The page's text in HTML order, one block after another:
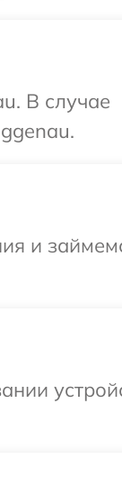
В случае
и